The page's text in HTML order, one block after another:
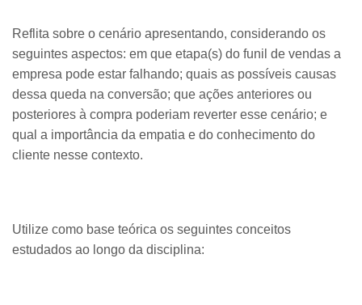
​Reflita sobre o cenário apresentando, considerando os
seguintes aspectos: em que etapa(s) do funil de vendas a
empresa pode estar falhando; quais as possíveis causas
dessa queda na conversão; que ações anteriores ou
posteriores à compra poderiam reverter esse cenário; e
qual a importância da empatia e do conhecimento do
cliente nesse contexto.
​Utilize como base teórica os seguintes conceitos
estudados ao longo da disciplina: